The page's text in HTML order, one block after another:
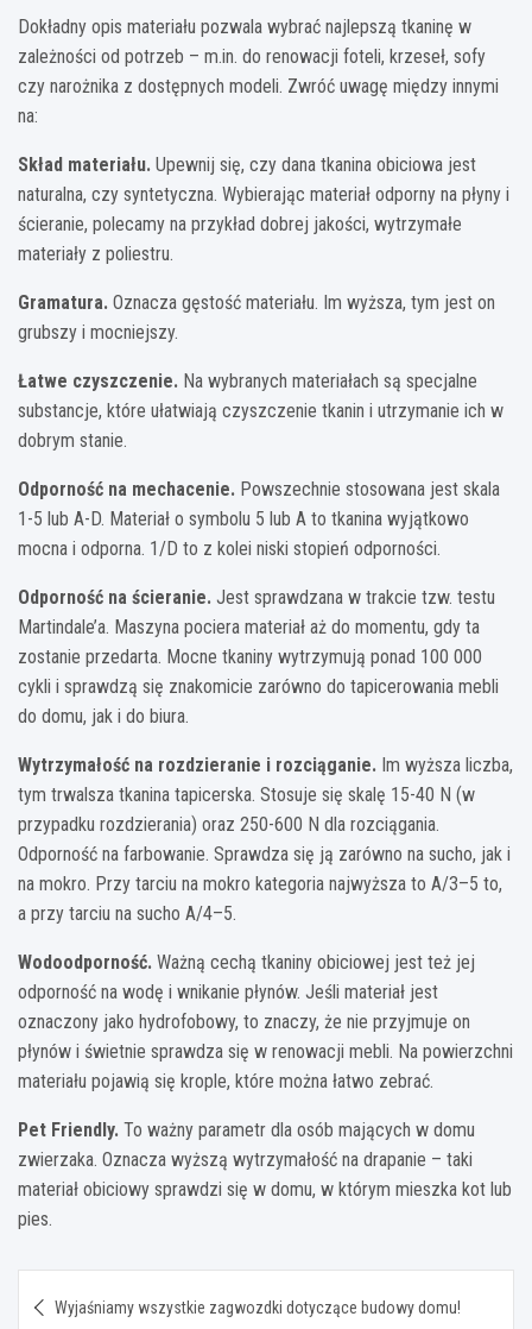
Dokładny opis materiału pozwala wybrać najlepszą tkaninę w
zależności od potrzeb – m.in. do renowacji foteli, krzeseł, sofy
czy narożnika z dostępnych modeli. Zwróć uwagę między innymi
na:
Skład materiału. Upewnij się, czy dana tkanina obiciowa jest
naturalna, czy syntetyczna. Wybierając materiał odporny na płyny i
ścieranie, polecamy na przykład dobrej jakości, wytrzymałe
materiały z poliestru.
Gramatura. Oznacza gęstość materiału. Im wyższa, tym jest on
grubszy i mocniejszy.
Łatwe czyszczenie. Na wybranych materiałach są specjalne
substancje, które ułatwiają czyszczenie tkanin i utrzymanie ich w
dobrym stanie.
Odporność na mechacenie. Powszechnie stosowana jest skala
1-5 lub A-D. Materiał o symbolu 5 lub A to tkanina wyjątkowo
mocna i odporna. 1/D to z kolei niski stopień odporności.
Odporność na ścieranie. Jest sprawdzana w trakcie tzw. testu
Martindale’a. Maszyna pociera materiał aż do momentu, gdy ta
zostanie przedarta. Mocne tkaniny wytrzymują ponad 100 000
cykli i sprawdzą się znakomicie zarówno do tapicerowania mebli
do domu, jak i do biura.
Wytrzymałość na rozdzieranie i rozciąganie. Im wyższa liczba,
tym trwalsza tkanina tapicerska. Stosuje się skalę 15-40 N (w
przypadku rozdzierania) oraz 250-600 N dla rozciągania.
Odporność na farbowanie. Sprawdza się ją zarówno na sucho, jak i
na mokro. Przy tarciu na mokro kategoria najwyższa to A/3–5 to,
a przy tarciu na sucho A/4–5.
Wodoodporność. Ważną cechą tkaniny obiciowej jest też jej
odporność na wodę i wnikanie płynów. Jeśli materiał jest
oznaczony jako hydrofobowy, to znaczy, że nie przyjmuje on
płynów i świetnie sprawdza się w renowacji mebli. Na powierzchni
materiału pojawią się krople, które można łatwo zebrać.
Pet Friendly. To ważny parametr dla osób mających w domu
zwierzaka. Oznacza wyższą wytrzymałość na drapanie – taki
materiał obiciowy sprawdzi się w domu, w którym mieszka kot lub
pies.
Wyjaśniamy wszystkie zagwozdki dotyczące budowy domu!